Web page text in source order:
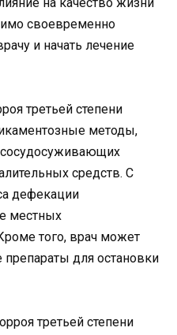
своевременно
и начать лечение
третьей степени
методы,
средств. С
дефекации
местных
того, врач может
препараты для остановки
третьей степени